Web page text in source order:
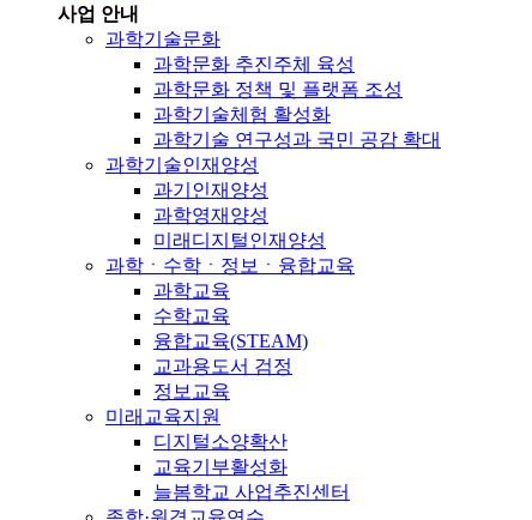
사업 안내
과학기술문화
과학문화 추진주체 육성
과학문화 정책 및 플랫폼 조성
과학기술체험 활성화
과학기술 연구성과 국민 공감 확대
과학기술인재양성
과기인재양성
과학영재양성
미래디지털인재양성
과학ㆍ수학ㆍ정보ㆍ융합교육
과학교육
수학교육
융합교육(STEAM)
교과용도서 검정
정보교육
미래교육지원
디지털소양확산
교육기부활성화
늘봄학교 사업추진센터